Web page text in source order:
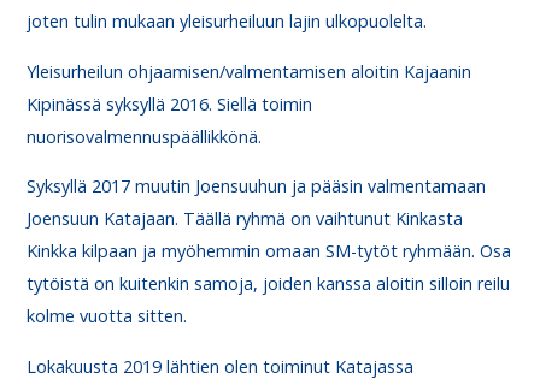
joten tulin mukaan yleisurheiluun lajin ulkopuolelta.
Yleisurheilun ohjaamisen/valmentamisen aloitin Kajaanin
Kipinässä syksyllä 2016. Siellä toimin
nuorisovalmennuspäällikkönä.
Syksyllä 2017 muutin Joensuuhun ja pääsin valmentamaan
Joensuun Katajaan. Täällä ryhmä on vaihtunut Kinkasta
Kinkka kilpaan ja myöhemmin omaan SM-tytöt ryhmään. Osa
tytöistä on kuitenkin samoja, joiden kanssa aloitin silloin reilu
kolme vuotta sitten.
Lokakuusta 2019 lähtien olen toiminut Katajassa